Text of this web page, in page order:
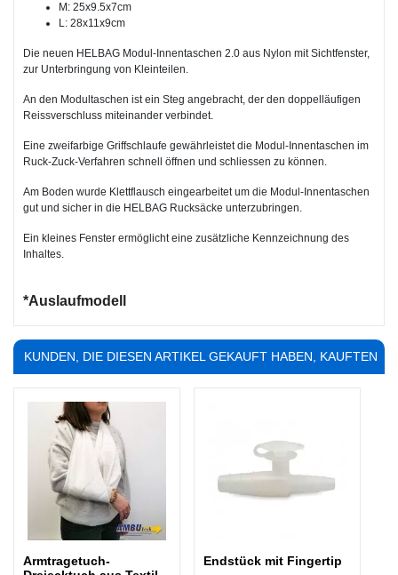
M: 25x9.5x7cm
L: 28x11x9cm
Die neuen HELBAG Modul-Innentaschen 2.0 aus Nylon mit Sichtfenster,
zur Unterbringung von Kleinteilen.
An den Modultaschen ist ein Steg angebracht, der den doppelläufigen
Reissverschluss miteinander verbindet.
Eine zweifarbige Griffschlaufe gewährleistet die Modul-Innentaschen im
Ruck-Zuck-Verfahren schnell öffnen und schliessen zu können.
Am Boden wurde Klettflausch eingearbeitet um die Modul-Innentaschen
gut und sicher in die HELBAG Rucksäcke unterzubringen.
Ein kleines Fenster ermöglicht eine zusätzliche Kennzeichnung des
Inhaltes.
*Auslaufmodell
KUNDEN, DIE DIESEN ARTIKEL GEKAUFT HABEN, KAUFTEN
Armtragetuch-
Endstück mit Fingertip